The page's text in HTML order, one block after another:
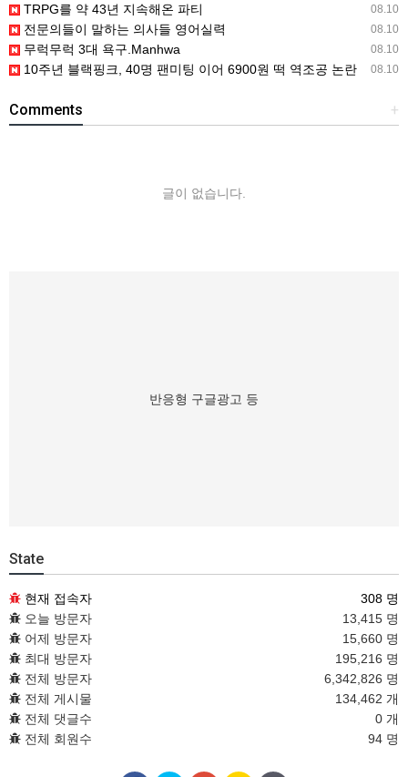
08.10
TRPG를 약 43년 지속해온 파티
08.10
전문의들이 말하는 의사들 영어실력
08.10
무럭무럭 3대 욕구.Manhwa
08.10
10주년 블랙핑크, 40명 팬미팅 이어 6900원 떡 역조공 논란
+
Comments
글이 없습니다.
반응형 구글광고 등
State
현재 접속자
308 명
오늘 방문자
13,415 명
어제 방문자
15,660 명
최대 방문자
195,216 명
전체 방문자
6,342,826 명
전체 게시물
134,462 개
전체 댓글수
0 개
전체 회원수
94 명